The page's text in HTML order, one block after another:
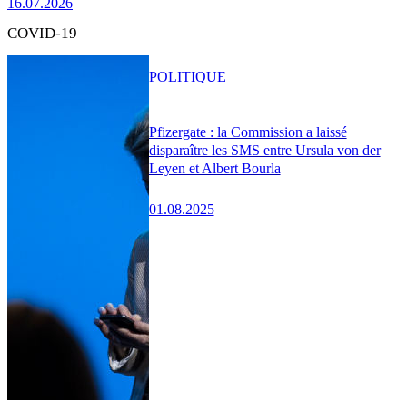
COVID-19
Pfizergate : la Commission a laissé
disparaître les SMS entre Ursula von der
Leyen et Albert Bourla
01.08.2025
POLITIQUE